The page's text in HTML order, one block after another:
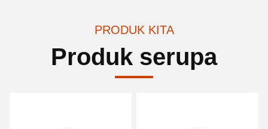
PRODUK KITA
Produk serupa